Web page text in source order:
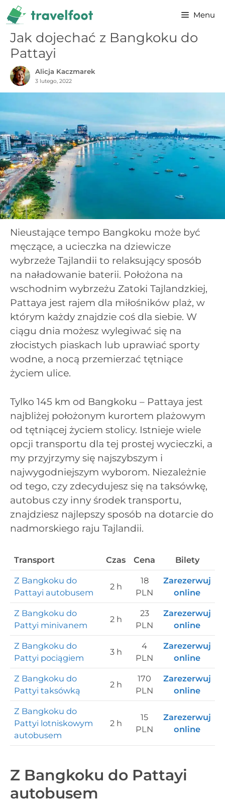
Przejdź
do
treści
Menu
Jak dojechać z Bangkoku do
Pattayi
Alicja Kaczmarek
3 lutego, 2022
Nieustające tempo Bangkoku może być
męczące, a ucieczka na dziewicze
wybrzeże Tajlandii to relaksujący sposób
na naładowanie baterii. Położona na
wschodnim wybrzeżu Zatoki Tajlandzkiej,
Pattaya jest rajem dla miłośników plaż, w
którym każdy znajdzie coś dla siebie. W
ciągu dnia możesz wylegiwać się na
złocistych piaskach lub uprawiać sporty
wodne, a nocą przemierzać tętniące
życiem ulice.
Tylko 145 km od Bangkoku – Pattaya jest
najbliżej położonym kurortem plażowym
od tętniącej życiem stolicy. Istnieje wiele
opcji transportu dla tej prostej wycieczki, a
my przyjrzymy się najszybszym i
najwygodniejszym wyborom. Niezależnie
od tego, czy zdecydujesz się na taksówkę,
autobus czy inny środek transportu,
znajdziesz najlepszy sposób na dotarcie do
nadmorskiego raju Tajlandii.
Transport Czas Cena Bilety
Z Bangkoku do
Pattayi autobusem
2 h
18
PLN
Zarezerwuj
online
Z Bangkoku do
Pattyi minivanem
2 h
23
PLN
Zarezerwuj
online
Z Bangkoku do
Pattyi pociągiem
3 h
4
PLN
Zarezerwuj
online
Z Bangkoku do
Pattyi taksówką
2 h
170
PLN
Zarezerwuj
online
Z Bangkoku do
Pattyi lotniskowym
autobusem
2 h
15
PLN
Zarezerwuj
online
Z Bangkoku do Pattayi
autobusem